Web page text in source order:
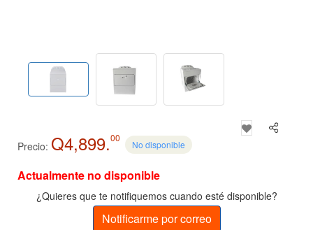
Precio: Q4,899.00
No disponible
Actualmente no disponible
¿Quieres que te notifiquemos cuando esté disponible?
Notificarme por correo